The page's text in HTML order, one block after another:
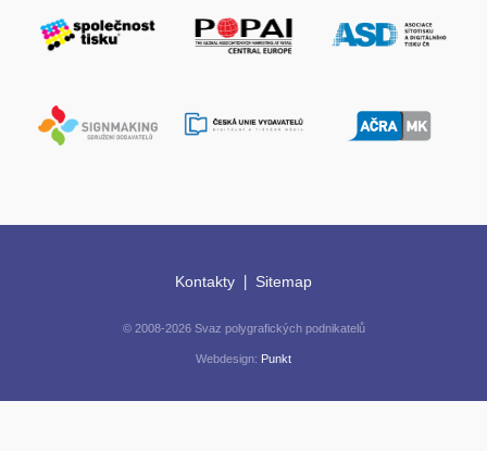
Kontakty | Sitemap
© 2008-2026 Svaz polygrafických podnikatelů
Webdesign: Punkt